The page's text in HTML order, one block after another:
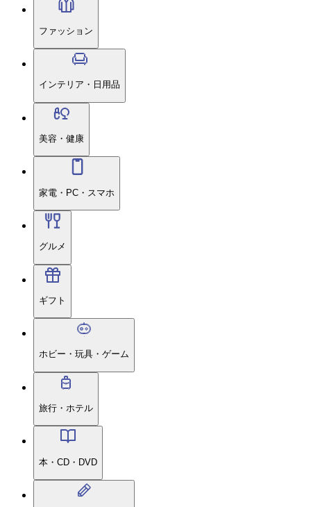
ファッション
インテリア・日用品
美容・健康
家電・PC・スマホ
グルメ
ギフト
ホビー・玩具・ゲーム
旅行・ホテル
本・CD・DVD